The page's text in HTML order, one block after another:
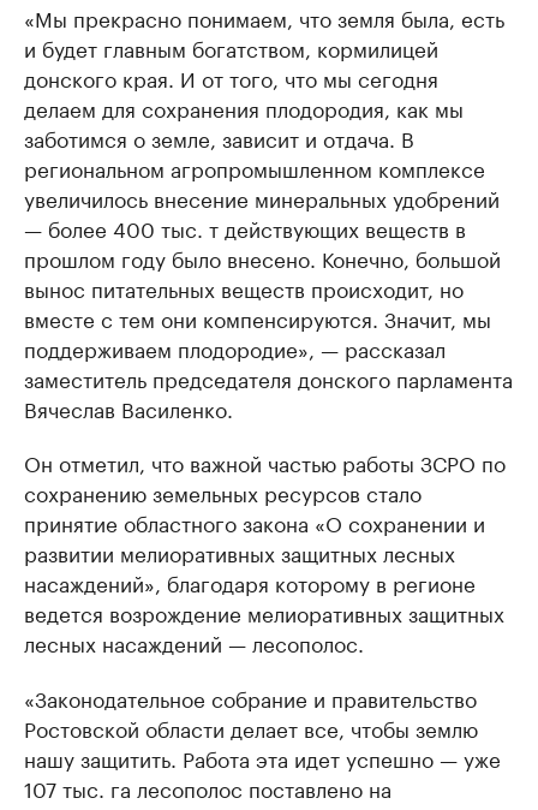
«Мы прекрасно понимаем, что земля была, есть
и будет главным богатством, кормилицей
донского края. И от того, что мы сегодня
делаем для сохранения плодородия, как мы
заботимся о земле, зависит и отдача. В
региональном агропромышленном комплексе
увеличилось внесение минеральных удобрений
— более 400 тыс. т действующих веществ в
прошлом году было внесено. Конечно, большой
вынос питательных веществ происходит, но
вместе с тем они компенсируются. Значит, мы
поддерживаем плодородие», — рассказал
заместитель председателя донского парламента
Вячеслав Василенко.
Он отметил, что важной частью работы ЗСРО по
сохранению земельных ресурсов стало
принятие областного закона «О сохранении и
развитии мелиоративных защитных лесных
насаждений», благодаря которому в регионе
ведется возрождение мелиоративных защитных
лесных насаждений — лесополос.
«Законодательное собрание и правительство
Ростовской области делает все, чтобы землю
нашу защитить. Работа эта идет успешно — уже
107 тыс. га лесополос поставлено на